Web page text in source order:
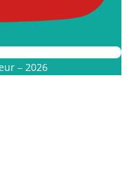
– 2026